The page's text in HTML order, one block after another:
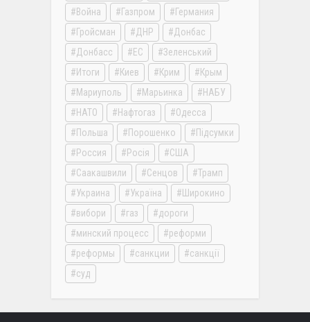
Война
Газпром
Германия
Гройсман
ДНР
Донбас
Донбасс
ЕС
Зеленський
Итоги
Киев Крим
Крым
Мариуполь
Марьинка
НАБУ
НАТО
Нафтогаз
Одесса
Польша
Порошенко
Підсумки
Россия
Росія
США
Саакашвили
Сенцов
Трамп
Украина
Україна
Широкино
вибори
газ
дороги
минский процесс
реформи
реформы
санкции
санкції
суд